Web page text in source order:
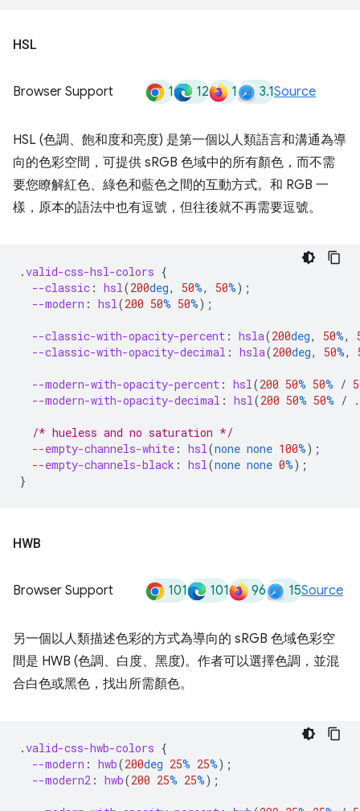
HSL
Browser Support 1 12 1 3.1Source
HSL (色調、飽和度和亮度) 是第一個以人類語言和溝通為導
向的色彩空間，可提供 sRGB 色域中的所有顏色，而不需
要您瞭解紅色、綠色和藍色之間的互動方式。和 RGB 一
樣，原本的語法中也有逗號，但往後就不再需要逗號。
.valid-css-hsl-colors {
--classic : hsl(200deg, 50%, 50%);
--modern : hsl(200 50% 50%);
--classic-with-opacity-percent : hsla(200deg, 50%,
--classic-with-opacity-decimal : hsla(200deg, 50%,
--modern-with-opacity-percent : hsl(200 50% 50% /
--modern-with-opacity-decimal : hsl(200 50% 50% /
/* hueless and no saturation */
--empty-channels-white : hsl(none none 100%);
--empty-channels-black : hsl(none none 0%);
}
HWB
Browser Support 101 101 96 15Source
另一個以人類描述色彩的方式為導向的 sRGB 色域色彩空
間是 HWB (色調、白度、黑度)。作者可以選擇色調，並混
合白色或黑色，找出所需顏色。
.valid-css-hwb-colors {
--modern : hwb(200deg 25% 25%);
--modern2 : hwb(200 25% 25%);